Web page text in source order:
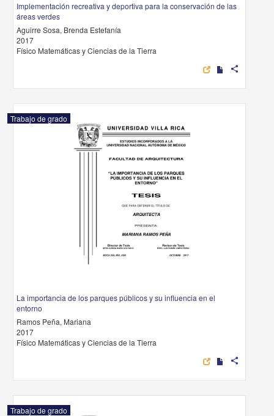
Implementación recreativa y deportiva para la conservación de las
áreas verdes
Aguirre Sosa, Brenda Estefanía
2017
Físico Matemáticas y Ciencias de la Tierra
share
Trabajo de grado
La importancia de los parques públicos y su influencia en el
entorno
Ramos Peña, Mariana
2017
Físico Matemáticas y Ciencias de la Tierra
share
Trabajo de grado